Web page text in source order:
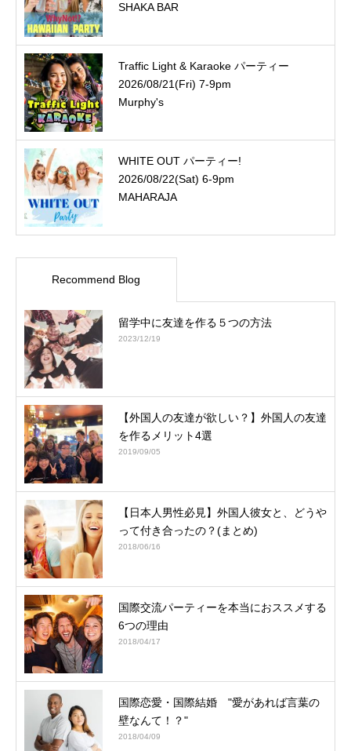
SHAKA BAR
Traffic Light & Karaoke パーティー
2026/08/21(Fri) 7-9pm
Murphy's
WHITE OUT パーティー!
2026/08/22(Sat) 6-9pm
MAHARAJA
Recommend Blog
留学中に友達を作る５つの方法
2023/12/19
【外国人の友達が欲しい？】外国人の友達
を作るメリット4選
2019/09/05
【日本人男性必見】外国人彼女と、どうや
って付き合ったの？(まとめ)
2018/06/16
国際交流パーティーを本当におススメする
6つの理由
2018/04/17
国際恋愛・国際結婚 "愛があれば言葉の
壁なんて！？"
2018/04/09